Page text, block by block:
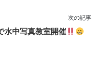
次の記事
水中写真教室開催